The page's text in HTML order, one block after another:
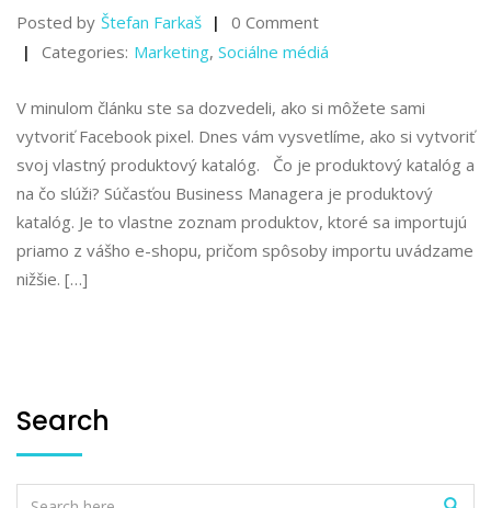
Posted by Štefan Farkaš
0 Comment
Categories: Marketing, Sociálne médiá
V minulom článku ste sa dozvedeli, ako si môžete sami
vytvoriť Facebook pixel. Dnes vám vysvetlíme, ako si vytvoriť
svoj vlastný produktový katalóg. Čo je produktový katalóg a
na čo slúži? Súčasťou Business Managera je produktový
katalóg. Je to vlastne zoznam produktov, ktoré sa importujú
priamo z vášho e-shopu, pričom spôsoby importu uvádzame
nižšie. […]
Search